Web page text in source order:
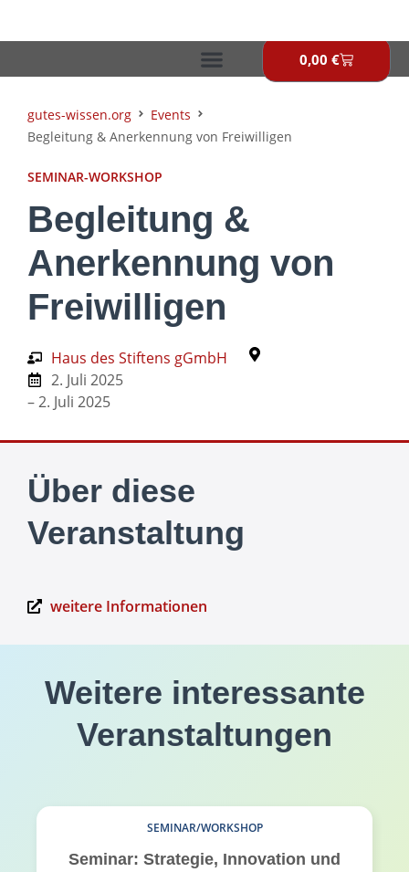
0,00 €
gutes-wissen.org
Events
Begleitung & Anerkennung von Freiwilligen
SEMINAR-WORKSHOP
Begleitung &
Anerkennung von
Freiwilligen
Haus des Stiftens gGmbH
2. Juli 2025
– 2. Juli 2025
Über diese
Veranstaltung
weitere Informationen
Weitere interessante
Veranstaltungen
SEMINAR/WORKSHOP
Seminar: Strategie, Innovation und